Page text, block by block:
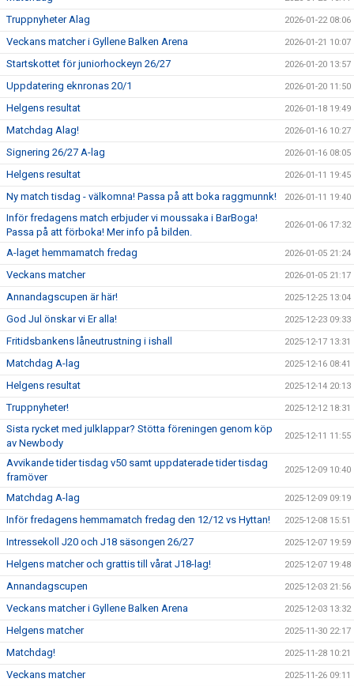
Truppnyheter Alag 2026-01-22 08:06
Veckans matcher i Gyllene Balken Arena 2026-01-21 10:07
Startskottet för juniorhockeyn 26/27 2026-01-20 13:57
Uppdatering eknronas 20/1 2026-01-20 11:50
Helgens resultat 2026-01-18 19:49
Matchdag Alag! 2026-01-16 10:27
Signering 26/27 A-lag 2026-01-16 08:05
Helgens resultat 2026-01-11 19:45
Ny match tisdag - välkomna! Passa på att boka raggmunnk! 2026-01-11 19:40
Inför fredagens match erbjuder vi moussaka i BarBoga!
Passa på att förboka! Mer info på bilden.
2026-01-06 17:32
A-laget hemmamatch fredag 2026-01-05 21:24
Veckans matcher 2026-01-05 21:17
Annandagscupen är här! 2025-12-25 13:04
God Jul önskar vi Er alla! 2025-12-23 09:33
Fritidsbankens låneutrustning i ishall 2025-12-17 13:31
Matchdag A-lag 2025-12-16 08:41
Helgens resultat 2025-12-14 20:13
Truppnyheter! 2025-12-12 18:31
Sista rycket med julklappar? Stötta föreningen genom köp
av Newbody
2025-12-11 11:55
Avvikande tider tisdag v50 samt uppdaterade tider tisdag
framöver
2025-12-09 10:40
Matchdag A-lag 2025-12-09 09:19
Inför fredagens hemmamatch fredag den 12/12 vs Hyttan! 2025-12-08 15:51
Intressekoll J20 och J18 säsongen 26/27 2025-12-07 19:59
Helgens matcher och grattis till vårat J18-lag! 2025-12-07 19:48
Annandagscupen 2025-12-03 21:56
Veckans matcher i Gyllene Balken Arena 2025-12-03 13:32
Helgens matcher 2025-11-30 22:17
Matchdag! 2025-11-28 10:21
Veckans matcher 2025-11-26 09:11